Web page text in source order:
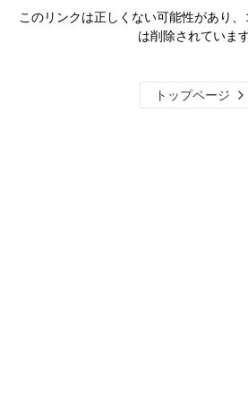
このリンクは正しくない可能性があり
は削除されています
トップページ